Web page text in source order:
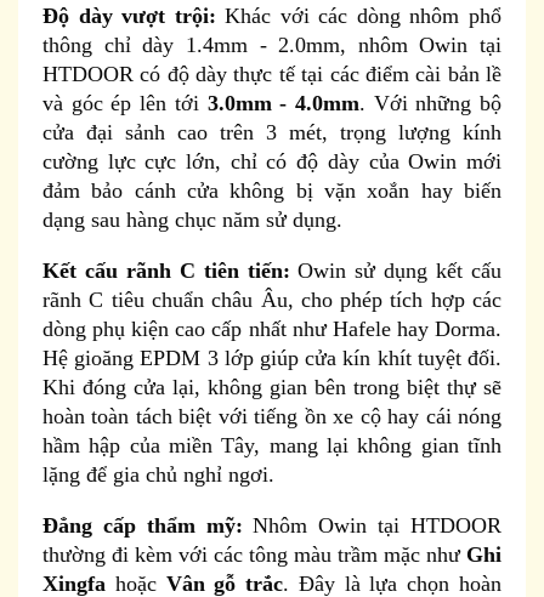
Độ dày vượt trội: Khác với các dòng nhôm phổ
thông chỉ dày 1.4mm - 2.0mm, nhôm Owin tại
HTDOOR có độ dày thực tế tại các điểm cài bản lề
và góc ép lên tới 3.0mm - 4.0mm. Với những bộ
cửa đại sảnh cao trên 3 mét, trọng lượng kính
cường lực cực lớn, chỉ có độ dày của Owin mới
đảm bảo cánh cửa không bị vặn xoắn hay biến
dạng sau hàng chục năm sử dụng.
Kết cấu rãnh C tiên tiến: Owin sử dụng kết cấu
rãnh C tiêu chuẩn châu Âu, cho phép tích hợp các
dòng phụ kiện cao cấp nhất như Hafele hay Dorma.
Hệ gioăng EPDM 3 lớp giúp cửa kín khít tuyệt đối.
Khi đóng cửa lại, không gian bên trong biệt thự sẽ
hoàn toàn tách biệt với tiếng ồn xe cộ hay cái nóng
hầm hập của miền Tây, mang lại không gian tĩnh
lặng để gia chủ nghỉ ngơi.
Đẳng cấp thẩm mỹ: Nhôm Owin tại HTDOOR
thường đi kèm với các tông màu trầm mặc như Ghi
Xingfa hoặc Vân gỗ trắc. Đây là lựa chọn hoàn